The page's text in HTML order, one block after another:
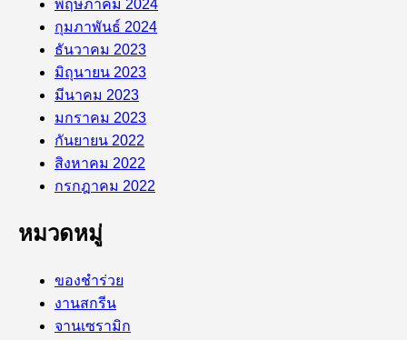
พฤษภาคม 2024
กุมภาพันธ์ 2024
ธันวาคม 2023
มิถุนายน 2023
มีนาคม 2023
มกราคม 2023
กันยายน 2022
สิงหาคม 2022
กรกฎาคม 2022
หมวดหมู่
ของชำร่วย
งานสกรีน
จานเซรามิก